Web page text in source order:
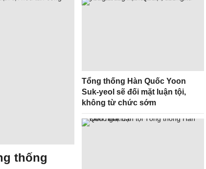
thống
Tổng thống Hàn Quốc Yoon
Suk-yeol sẽ đối mặt luận tội,
không từ chức sớm